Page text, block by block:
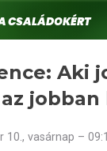
Aki
jobban
10., vasárnap –